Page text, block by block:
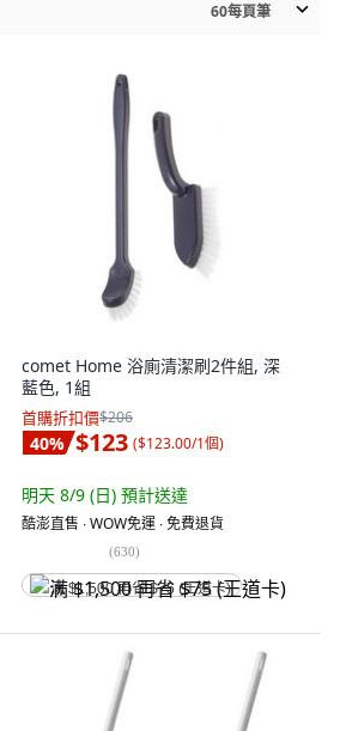
60每頁筆
comet Home 浴廁清潔刷2件組, 深
藍色, 1組
首購折扣價$206
40% $123 ($123.00/1個)
明天 8/9 (日) 預計送達
酷澎直售 ∙ WOW免運 ∙ 免費退貨
(630)
满 $1,500 再省 $75 (王道卡)